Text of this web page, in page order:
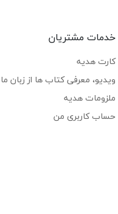
خدمات مشتریان
کارت هدیه
ویدیو، معرفی کتاب ها از زبان ما
ملزومات هدیه
حساب کاربری من